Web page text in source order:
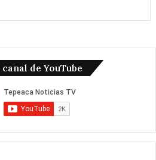
de YouTube